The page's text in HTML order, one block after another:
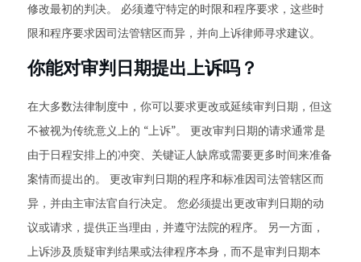
修改最初的判决。 必须遵守特定的时限和程序要求，这些时
限和程序要求因司法管辖区而异，并向上诉律师寻求建议。
你能对审判日期提出上诉吗？
在大多数法律制度中，你可以要求更改或延续审判日期，但这
不被视为传统意义上的 “上诉”。 更改审判日期的请求通常是
由于日程安排上的冲突、关键证人缺席或需要更多时间来准备
案情而提出的。 更改审判日期的程序和标准因司法管辖区而
异，并由主审法官自行决定。 您必须提出更改审判日期的动
议或请求，提供正当理由，并遵守法院的程序。 另一方面，
上诉涉及质疑审判结果或法律程序本身，而不是审判日期本